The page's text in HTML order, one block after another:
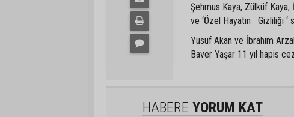
Şehmus Kaya, Zülküf Kaya,
ve ‘Özel Hayatın Gizliliği ‘
Yusuf Akan ve İbrahim
Baver Yaşar 11 yıl hapis
HABERE YORUM KAT